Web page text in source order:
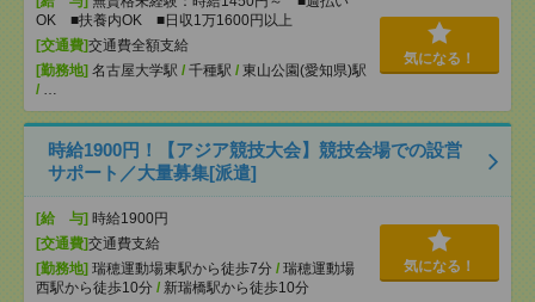
OK ■扶養内OK ■日収1万1600円以上
[交通費]交通費全額支給
[勤務地] 名古屋大学駅 / 千種駅 / 東山公園(愛知県)駅
/ …
気になる！
時給1900円！【アジア競技大会】競技会場での設営
サポート／大量募集[派遣]
[給 与] 時給1900円
[交通費]交通費支給
[勤務地] 瑞穂運動場東駅から徒歩7分 / 瑞穂運動場
西駅から徒歩10分 / 新瑞橋駅から徒歩10分
気になる！